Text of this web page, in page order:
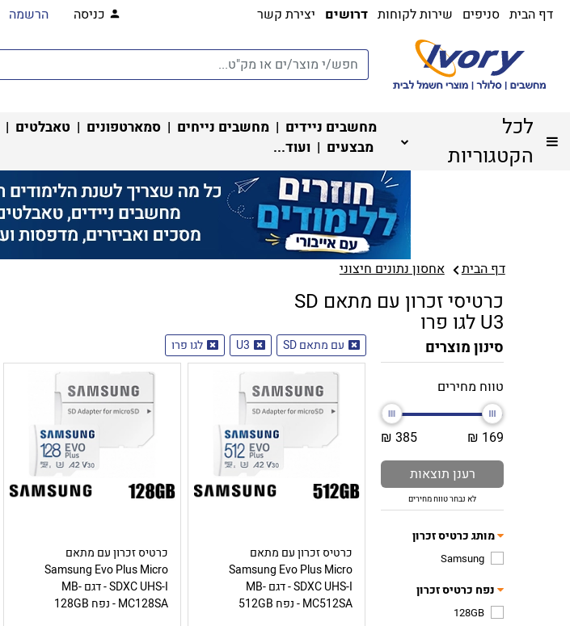
דף הבית סניפים שירות לקוחות דרושים יצירת קשר כניסה הרשמה
לכל
הקטגוריות
מחשבים ניידים | מחשבים נייחים | סמארטפונים | טאבלטים |
מבצעים | ועוד...
דף הבית אחסון נתונים חיצוני
כרטיסי זכרון עם מתאם SD
U3 לגו פרו
סינון מוצרים
טווח מחירים
169 ₪
385 ₪
רענן תוצאות
לא נבחר טווח מחירים
מותג כרטיס זכרון
Samsung
נפח כרטיס זכרון
128GB
עם מתאם SD U3 לגו פרו
כרטיס זכרון עם מתאם
Samsung Evo Plus Micro
SDXC UHS-I - דגם MB-
MC512SA - נפח 512GB
כרטיס זכרון עם מתאם
Samsung Evo Plus Micro
SDXC UHS-I - דגם MB-
MC128SA - נפח 128GB